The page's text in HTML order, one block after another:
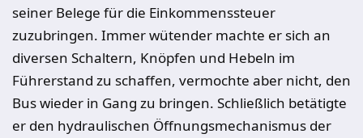
seiner Belege für die Einkommenssteuer
zuzubringen. Immer wütender machte er sich an
diversen Schaltern, Knöpfen und Hebeln im
Führerstand zu schaffen, vermochte aber nicht, den
Bus wieder in Gang zu bringen. Schließlich betätigte
er den hydraulischen Öffnungsmechanismus der